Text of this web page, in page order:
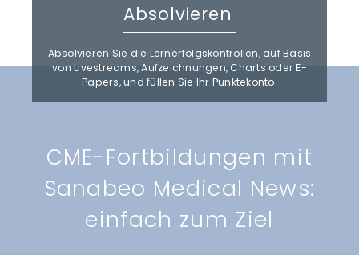
Absolvieren
Absolvieren Sie die Lernerfolgs­kontrollen, auf Basis
von Livestreams, Aufzeichnungen, Charts oder E-
Papers, und füllen Sie Ihr Punktekonto.
CME-Fortbildungen mit
Sanabeo Medical News:
einfach zum Ziel